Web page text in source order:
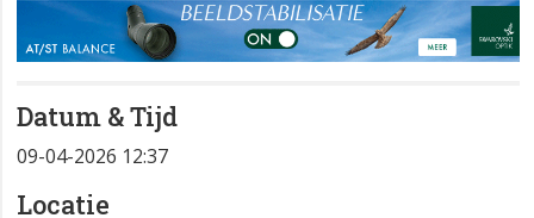
Datum & Tijd
09-04-2026 12:37
Locatie